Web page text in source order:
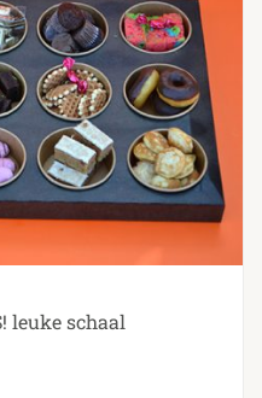
leuke schaal